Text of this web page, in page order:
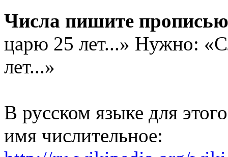
Числа пишите прописью
царю 25 лет...» Нужно:
лет...»
В русском языке для
имя числительное: